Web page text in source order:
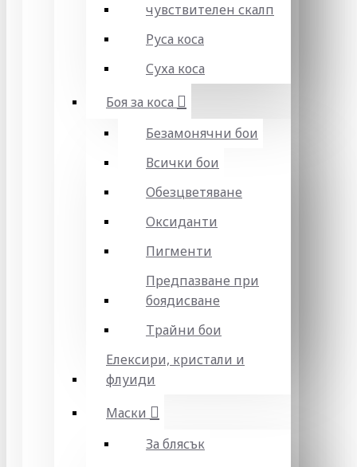
чувствителен скалп
Руса коса
Суха коса
Боя за коса
Безамонячни бои
Всички бои
Обезцветяване
Оксиданти
Пигменти
Предпазване при
боядисване
Трайни бои
Елексири, кристали и
флуиди
Маски
За блясък